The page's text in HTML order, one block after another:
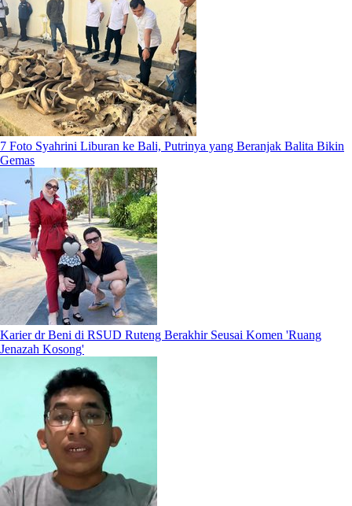
7 Foto Syahrini Liburan ke Bali, Putrinya yang Beranjak Balita Bikin
Gemas
Karier dr Beni di RSUD Ruteng Berakhir Seusai Komen 'Ruang
Jenazah Kosong'